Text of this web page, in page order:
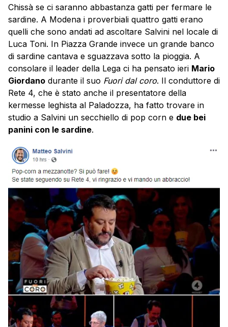
Chissà se ci saranno abbastanza gatti per fermare le
sardine. A Modena i proverbiali quattro gatti erano
quelli che sono andati ad ascoltare Salvini nel locale di
Luca Toni. In Piazza Grande invece un grande banco
di sardine cantava e sguazzava sotto la pioggia. A
consolare il leader della Lega ci ha pensato ieri Mario
Giordano durante il suo Fuori dal coro. Il conduttore di
Rete 4, che è stato anche il presentatore della
kermesse leghista al Paladozza, ha fatto trovare in
studio a Salvini un secchiello di pop corn e due bei
panini con le sardine.